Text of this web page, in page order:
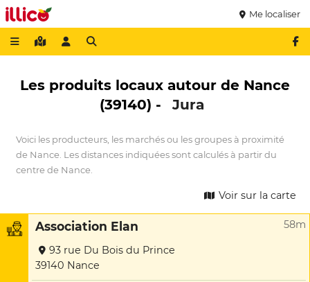
Me localiser
Les produits locaux autour de Nance
(39140) -
Jura
Voici les producteurs, les marchés ou les groupes à proximité
de Nance. Les distances indiquées sont calculés à partir du
centre de Nance.
Voir sur la carte
Association Elan 58m
93 rue Du Bois du Prince
39140 Nance